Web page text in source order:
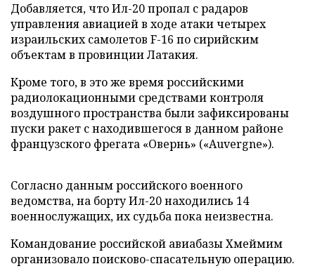
Добавляется, что Ил-20 пропал с радаров
управления авиацией в ходе атаки четырех
израильских самолетов F-16 по сирийским
объектам в провинции Латакия.
Кроме того, в это же время российскими
радиолокационными средствами контроля
воздушного пространства были зафиксированы
пуски ракет с находившегося в данном районе
французского фрегата «Овернь» («Auvergne»).
Согласно данным российского военного
ведомства, на борту Ил-20 находились 14
военнослужащих, их судьба пока неизвестна.
Командование российской авиабазы Хмеймим
организовало поисково-спасательную операцию.